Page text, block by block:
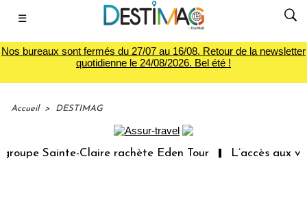
☰
Nos bureaux sont fermés du 27/07 au 16/08. Retour de la newsletter
quotidienne le 24/08/2026. Bel été !
Accueil > DESTIMAG
Sainte-Claire rachète Eden Tour L’accès aux